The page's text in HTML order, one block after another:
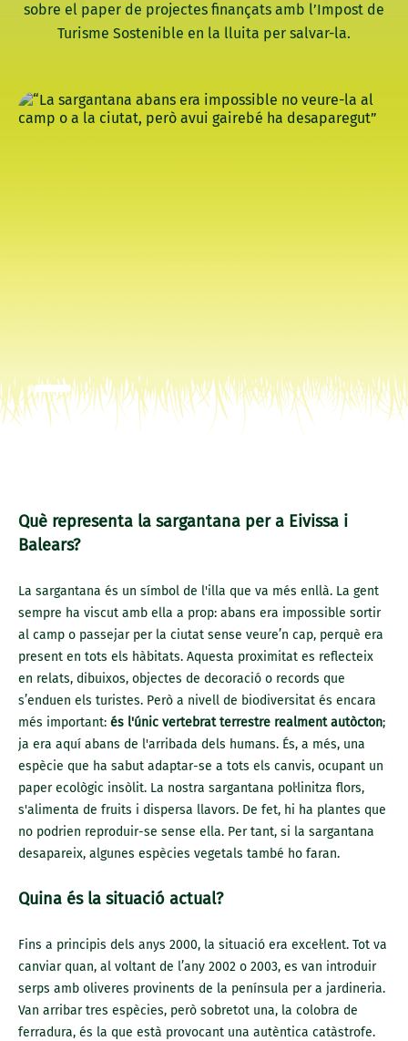
sobre el paper de projectes finançats amb l’Impost de
Turisme Sostenible en la lluita per salvar-la.
Què representa la sargantana per a Eivissa i
Balears?
La sargantana és un símbol de l'illa que va més enllà. La gent
sempre ha viscut amb ella a prop: abans era impossible sortir
al camp o passejar per la ciutat sense veure’n cap, perquè era
present en tots els hàbitats. Aquesta proximitat es reflecteix
en relats, dibuixos, objectes de decoració o records que
s’enduen els turistes. Però a nivell de biodiversitat és encara
més important: és l'únic vertebrat terrestre realment autòcton;
ja era aquí abans de l'arribada dels humans. És, a més, una
espècie que ha sabut adaptar-se a tots els canvis, ocupant un
paper ecològic insòlit. La nostra sargantana pol·linitza flors,
s'alimenta de fruits i dispersa llavors. De fet, hi ha plantes que
no podrien reproduir-se sense ella. Per tant, si la sargantana
desapareix, algunes espècies vegetals també ho faran.
Quina és la situació actual?
Fins a principis dels anys 2000, la situació era excel·lent. Tot va
canviar quan, al voltant de l’any 2002 o 2003, es van introduir
serps amb oliveres provinents de la península per a jardineria.
Van arribar tres espècies, però sobretot una, la colobra de
ferradura, és la que està provocant una autèntica catàstrofe.